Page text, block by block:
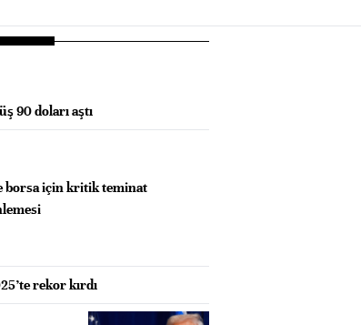
90 doları aştı
borsa için kritik teminat
rekor kırdı